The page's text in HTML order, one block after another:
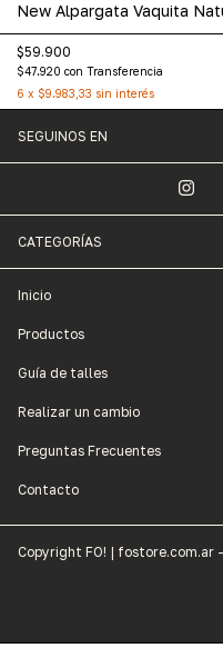
New Alpargata Vaquita
$59.900
$47.920 con Transferencia
6 x $9.983,33 sin interés
SEGUINOS EN
CATEGORÍAS
Inicio
Productos
Guía de talles
Realizar un cambio
Preguntas Frecuentes
Contacto
Copyright FO! | fostore.com.ar